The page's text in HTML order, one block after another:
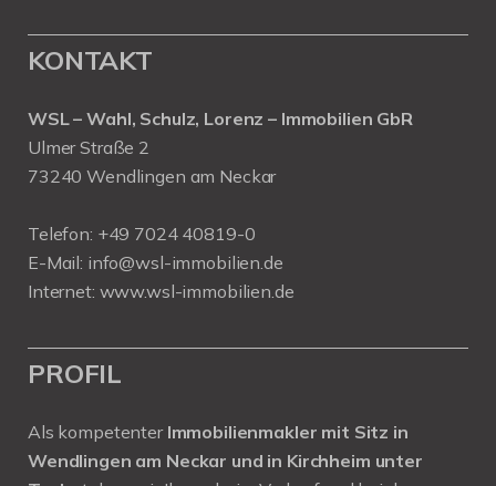
KONTAKT
WSL – Wahl, Schulz, Lorenz – Immobilien GbR
Ulmer Straße 2
73240 Wendlingen am Neckar
Telefon: +49 7024 40819-0
E-Mail: info@wsl-immobilien.de
Internet: www.wsl-immobilien.de
PROFIL
Als kompetenter Immobilienmakler mit Sitz in
Wendlingen am Neckar und in Kirchheim unter